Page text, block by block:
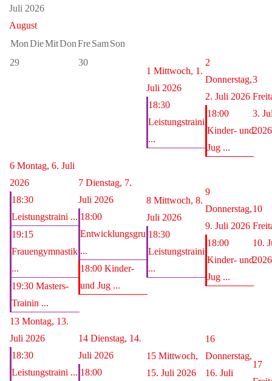
Juli 2026
August
MonDieMitDonFreSamSon
29
30
1 Mittwoch, 1.
Juli 2026
18:30
Leistungstraini
...
2
Donnerstag,
2. Juli 2026
18:00
Kinder- und
Jug ...
3
3.
2026
6 Montag, 6. Juli
2026
18:30
Leistungstraini ...
19:15
Frauengymnastik
...
19:30 Masters-
Trainin ...
7 Dienstag, 7.
Juli 2026
18:00
Entwicklungsgru
...
18:00 Kinder-
und Jug ...
8 Mittwoch, 8.
Juli 2026
18:30
Leistungstraini
...
9
Donnerstag,
9. Juli 2026
18:00
Kinder- und
Jug ...
10
10.
2026
13 Montag, 13.
Juli 2026
18:30
Leistungstraini ...
14 Dienstag, 14.
Juli 2026
18:00
15 Mittwoch,
15. Juli 2026
16
Donnerstag,
16. Juli
17